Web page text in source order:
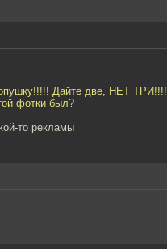
Дайте две, НЕТ ТРИ!!!!
фотки был?
то рекламы